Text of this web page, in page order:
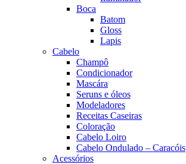
Boca
Batom
Gloss
Lapis
Cabelo
Champô
Condicionador
Mascára
Seruns e óleos
Modeladores
Receitas Caseiras
Coloração
Cabelo Loiro
Cabelo Ondulado – Caracóis
Acessórios